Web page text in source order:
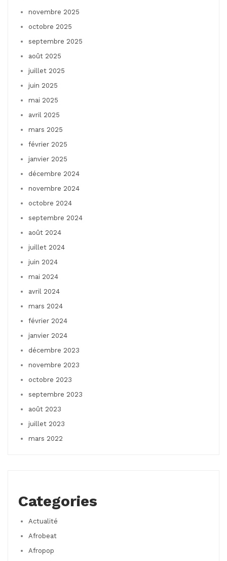
novembre 2025
octobre 2025
septembre 2025
août 2025
juillet 2025
juin 2025
mai 2025
avril 2025
mars 2025
février 2025
janvier 2025
décembre 2024
novembre 2024
octobre 2024
septembre 2024
août 2024
juillet 2024
juin 2024
mai 2024
avril 2024
mars 2024
février 2024
janvier 2024
décembre 2023
novembre 2023
octobre 2023
septembre 2023
août 2023
juillet 2023
mars 2022
Categories
Actualité
Afrobeat
Afropop